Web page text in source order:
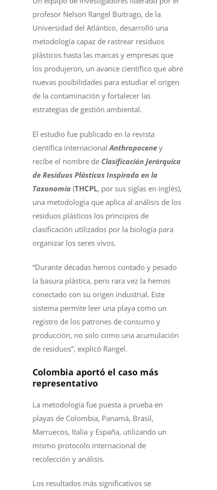
profesor Nelson Rangel Buitrago, de la
Universidad del Atlántico, desarrolló una
metodología capaz de rastrear residuos
plásticos hasta las marcas y empresas que
los produjeron, un avance científico que abre
nuevas posibilidades para estudiar el origen
de la contaminación y fortalecer las
estrategias de gestión ambiental.
El estudio fue publicado en la revista
científica internacionalAnthropocene y
recibe el nombre de Clasificación Jerárquica
de Residuos Plásticos Inspirada en la
Taxonomía (THCPL, por sus siglas en inglés),
una metodología que aplica al análisis de los
residuos plásticos los principios de
clasificación utilizados por la biología para
organizar los seres vivos.
“Durante décadas hemos contado y pesado
la basura plástica, pero rara vez la hemos
conectado con su origen industrial. Este
sistema permite leer una playa como un
registro de los patrones de consumo y
producción, no solo como una acumulación
de residuos”, explicó Rangel.
Colombia aportó el caso más
representativo
La metodología fue puesta a prueba en
playas de Colombia, Panamá, Brasil,
Marruecos, Italia y España, utilizando un
mismo protocolo internacional de
recolección y análisis.
Los resultados más significativos se